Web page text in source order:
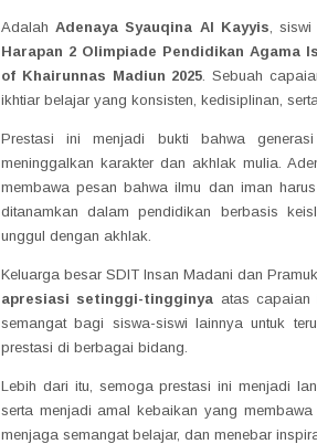
AdalahAdenaya Syauqina Al Kayyis, siswi
Harapan 2 Olimpiade Pendidikan Agama
of Khairunnas Madiun 2025. Sebuah
ikhtiar belajar yang konsisten, kedisiplinan,
Prestasi ini menjadi bukti bahwa
meninggalkan karakter dan akhlak mulia.
membawa pesan bahwa ilmu dan iman
ditanamkan dalam pendidikan berbasis
unggul dengan akhlak.
Keluarga besar SDIT Insan Madani dan
apresiasi setinggi-tingginya atas capaian
semangat bagi siswa-siswi lainnya untuk
prestasi di berbagai bidang.
Lebih dari itu, semoga prestasi ini menjadi
serta menjadi amal kebaikan yang
menjaga semangat belajar, dan menebar